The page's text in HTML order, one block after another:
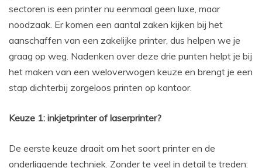
sectoren is een printer nu eenmaal geen luxe, maar
noodzaak. Er komen een aantal zaken kijken bij het
aanschaffen van een zakelijke printer, dus helpen we je
graag op weg. Nadenken over deze drie punten helpt je bij
het maken van een weloverwogen keuze en brengt je een
stap dichterbij zorgeloos printen op kantoor.
Keuze 1: inkjetprinter of laserprinter?
De eerste keuze draait om het soort printer en de
onderliggende techniek. Zonder te veel in detail te treden: